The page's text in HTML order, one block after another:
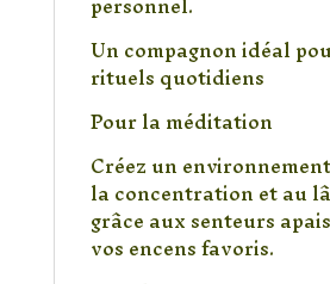
Un compagnon idéal
rituels quotidiens
Pour la méditation
Créez un
la concentration et au
grâce aux senteurs
vos encens favoris.